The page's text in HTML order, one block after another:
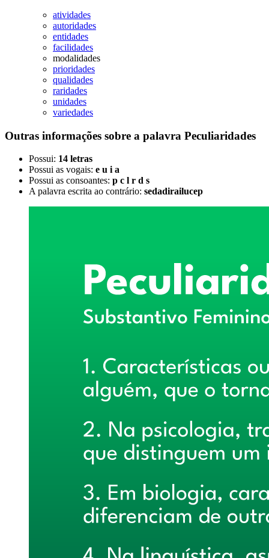
atividades
autoridades
entidades
facilidades
modalidades
prioridades
qualidades
raridades
unidades
variedades
Outras informações sobre a palavra Peculiaridades
Possui: 14 letras
Possui as vogais: e u i a
Possui as consoantes: p c l r d s
A palavra escrita ao contrário: sedadirailucep